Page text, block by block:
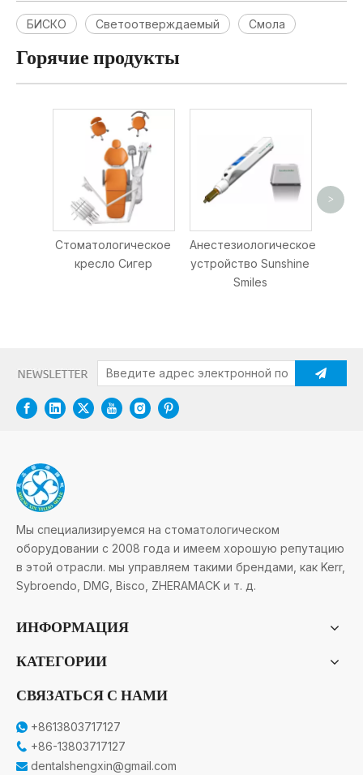
БИСКО Светоотверждаемый Смола
Горячие продукты
Стоматологическое
кресло Сигер
Анестезиологическое
устройство Sunshine
Smiles
>
Мы специализируемся на стоматологическом
оборудовании с 2008 года и имеем хорошую репутацию
в этой отрасли. мы управляем такими брендами, как Kerr,
Sybroendo, DMG, Bisco, ZHERAMACK и т. д.
ИНФОРМАЦИЯ
КАТЕГОРИИ
СВЯЗАТЬСЯ С НАМИ
 +8613803717127
 +86-13803717127
 dentalshengxin@gmail.com